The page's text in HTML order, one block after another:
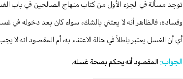
وفساده، فالظاهر أنه لا يعتني بالشك، سواء كان بعد دخوله في
أي أن الغسل يعتبر باطلاً في حالة الاعتناء به، أم المقصود انه لا
الجواب: المقصود أنه يحكم بصحة غسله.